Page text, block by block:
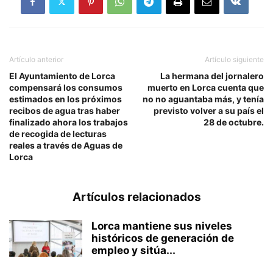
Artículo anterior
El Ayuntamiento de Lorca
compensará los consumos
estimados en los próximos
recibos de agua tras haber
finalizado ahora los trabajos
de recogida de lecturas
reales a través de Aguas de
Lorca
Artículo siguiente
La hermana del jornalero
muerto en Lorca cuenta que
no no aguantaba más, y tenía
previsto volver a su país el
28 de octubre.
Artículos relacionados
Lorca mantiene sus niveles
históricos de generación de
empleo y sitúa...